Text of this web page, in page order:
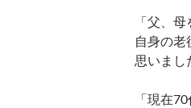
「父、
自身の
思いまし
「現在